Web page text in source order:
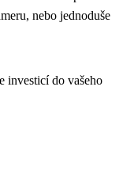
nebo jednoduše
investicí do vašeho